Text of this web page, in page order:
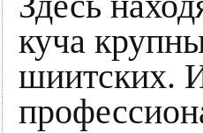
куча
шиитских.